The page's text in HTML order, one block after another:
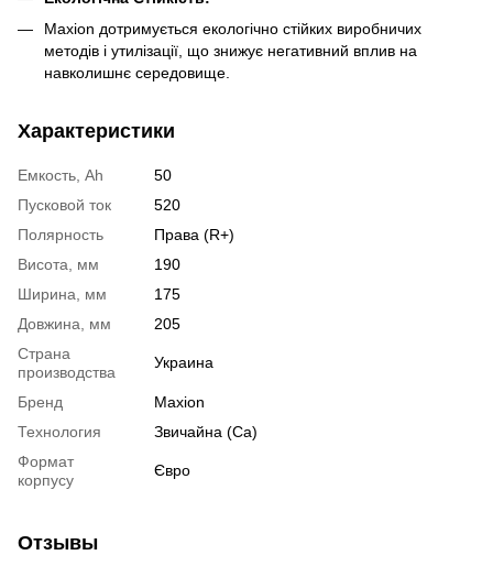
Maxion дотримується екологічно стійких виробничих
методів і утилізації, що знижує негативний вплив на
навколишнє середовище.
Характеристики
Емкость, Ah
50
Пусковой ток
520
Полярность
Права (R+)
Висота, мм
190
Ширина, мм
175
Довжина, мм
205
Страна
производства
Украина
Бренд
Maxion
Технология
Звичайна (Ca)
Формат
корпусу
Євро
Отзывы